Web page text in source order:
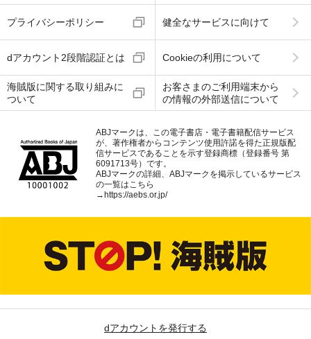
プライバシーポリシー 健全なサービスに向けて
dアカウント2段階認証とは Cookieの利用について
海賊版に関する取り組みに
ついて
お客さまのご利用端末から
の情報の外部送信について
ABJマークは、この電子書店・電子書籍配信サービス
が、著作権者からコンテンツ使用許諾を得た正規版配
信サービスであることを示す登録商標（登録番号 第
6091713号）です。
ABJマークの詳細、ABJマークを掲示しているサービス
の一覧はこちら
→ https://aebs.or.jp/
dアカウントを発行する